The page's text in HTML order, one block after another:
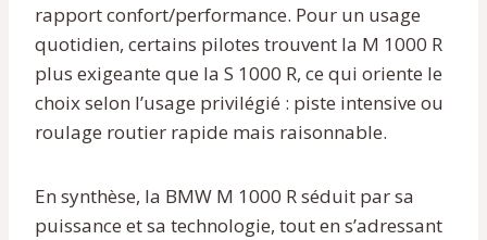
rapport confort/performance. Pour un usage
quotidien, certains pilotes trouvent la M 1000 R
plus exigeante que la S 1000 R, ce qui oriente le
choix selon l’usage privilégié : piste intensive ou
roulage routier rapide mais raisonnable.
En synthèse, la BMW M 1000 R séduit par sa
puissance et sa technologie, tout en s’adressant